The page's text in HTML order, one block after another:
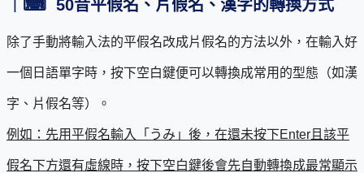
⌨ 50音平假名、片假名、漢字的轉換方式
除了手動將輸入法的平假名改成片假名的方法以外，在輸入好
一個日語單字時，按下空白鍵便可以轉換成常用的型態（如漢
字、片假名等）。
例如：先用平假名輸入「うみ」後，在還未按下Enter且該平
假名下方還有虛線時，按下空白鍵後會先自動轉換成最常顯示